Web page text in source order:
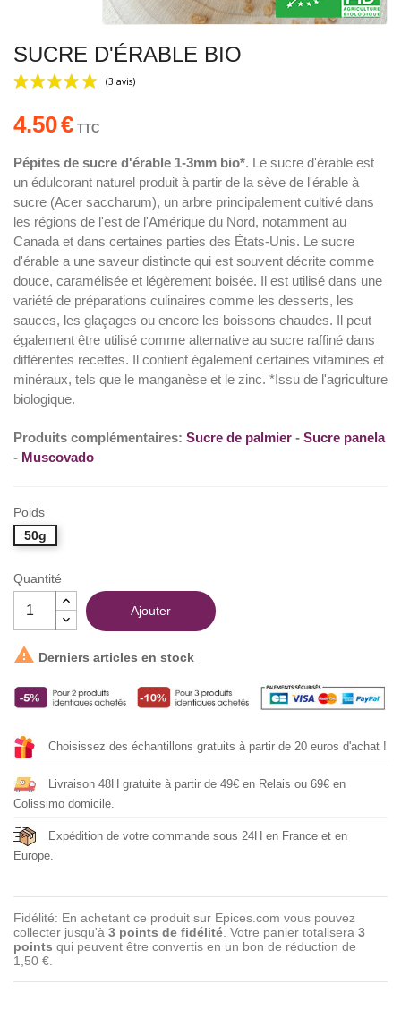
SUCRE D'ÉRABLE BIO
(3 avis)
4.50€ TTC
Pépites de sucre d'érable 1-3mm bio*. Le sucre d'érable est
un édulcorant naturel produit à partir de la sève de l'érable à
sucre (Acer saccharum), un arbre principalement cultivé dans
les régions de l'est de l'Amérique du Nord, notamment au
Canada et dans certaines parties des États-Unis. Le sucre
d'érable a une saveur distincte qui est souvent décrite comme
douce, caramélisée et légèrement boisée. Il est utilisé dans une
variété de préparations culinaires comme les desserts, les
sauces, les glaçages ou encore les boissons chaudes. Il peut
également être utilisé comme alternative au sucre raffiné dans
différentes recettes. Il contient également certaines vitamines et
minéraux, tels que le manganèse et le zinc. *Issu de l'agriculture
biologique.
Produits complémentaires: Sucre de palmier - Sucre panela
- Muscovado
Poids
50g
Quantité
Ajouter
 Derniers articles en stock
Choisissez des échantillons gratuits à partir de 20 euros d'achat !
Livraison 48H gratuite à partir de 49€ en Relais ou 69€ en
Colissimo domicile.
Expédition de votre commande sous 24H en France et en
Europe.
Fidélité: En achetant ce produit sur Epices.com vous pouvez
collecter jusqu'à 3 points de fidélité . Votre panier totalisera 3
points qui peuvent être convertis en un bon de réduction de
1,50 €